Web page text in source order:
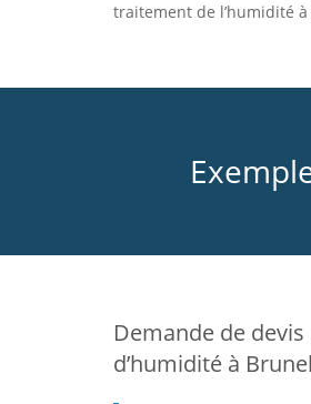
traitement de l’humidité
Demande de
d’humidité à